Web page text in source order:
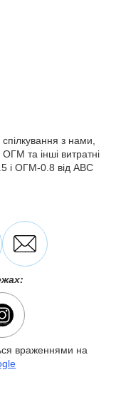
з нами,
та інші витратні
і ОГМ-0.8 від ABC
враженнями на